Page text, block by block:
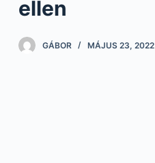
ellen
GÁBOR MÁJUS 23, 2022